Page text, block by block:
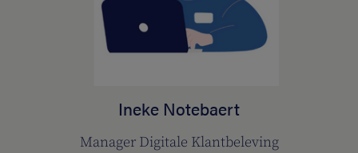
Ineke Notebaert
Manager Digitale Klantbeleving